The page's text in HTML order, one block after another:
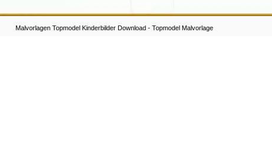
Malvorlagen Topmodel Kinderbilder Download - Topmodel Malvorlage